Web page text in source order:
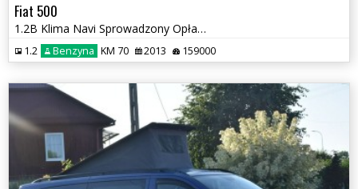
Fiat 500
1.2B Klima Navi Sprowadzony Opłacony
1.2 Benzyna KM 70 2013 159000